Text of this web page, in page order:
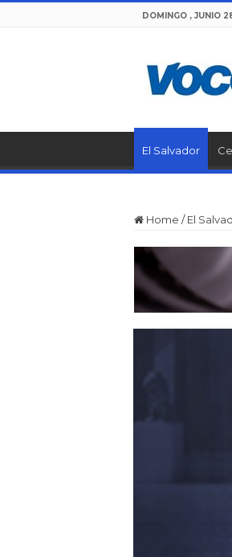
DOMINGO , JUNIO
El Salvador
Home / El